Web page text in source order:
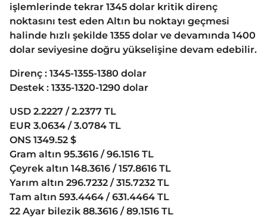
işlemlerinde tekrar 1345 dolar kritik direnç
noktasını test eden Altın bu noktayı geçmesi
halinde hızlı şekilde 1355 dolar ve devamında 1400
dolar seviyesine doğru yükselişine devam edebilir.
Direnç : 1345-1355-1380 dolar
Destek : 1335-1320-1290 dolar
USD 2.2227 / 2.2377 TL
EUR 3.0634 / 3.0784 TL
ONS 1349.52 $
Gram altın 95.3616 / 96.1516 TL
Çeyrek altın 148.3616 / 157.8616 TL
Yarım altın 296.7232 / 315.7232 TL
Tam altın 593.4464 / 631.4464 TL
22 Ayar bilezik 88.3616 / 89.1516 TL